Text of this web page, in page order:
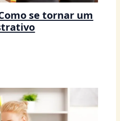
se tornar um